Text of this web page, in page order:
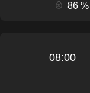
86 %
08:00